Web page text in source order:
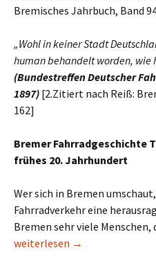
Bremisches Jahrbuch, Band
„Wohl in keiner Stadt
human behandelt worden, wie
(Bundestreffen Deutscher
1897) [2.Zitiert nach Reiß:
162]
Bremer Fahrradgeschichte
frühes 20. Jahrhundert
Wer sich in Bremen
Fahrradverkehr eine
Bremen sehr viele Menschen,
Fahrradfahren in Bremen –
weiterlesen →